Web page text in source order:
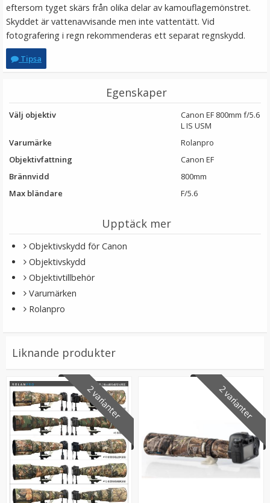
LÄGG I VARUKORG
Rolanpro objektivskydd för Sony E Telekonverter 1.4x
★★★ ★★
JJC Motljusskydd för Canon RF 28mm f/2.8 STM
ersätter EW-55
189 kr
eftersom tyget skärs från olika delar av kamouflagemönstret.
Skyddet är vattenavvisande men inte vattentätt. Vid
fotografering i regn rekommenderas ett separat regnskydd.
Tipsa
Egenskaper
Välj objektiv
Canon EF 800mm f/5.6
L IS USM
Varumärke
Rolanpro
Objektivfattning
Canon EF
Brännvidd
800mm
Max bländare
F/5.6
Upptäck mer
Objektivskydd för Canon
Objektivskydd
Objektivtillbehör
Varumärken
Rolanpro
Liknande produkter
2 varianter 2 varianter